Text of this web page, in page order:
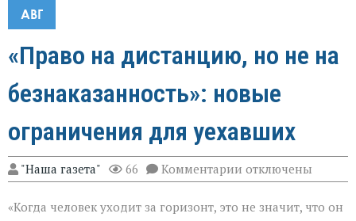
АВГ
«Право на дистанцию, но не на
безнаказанность»: новые
ограничения для уехавших
"Наша газета" 66 Комментарии к
записи
на
отключены
«Когда человек уходит за горизонт, это не значит, что он